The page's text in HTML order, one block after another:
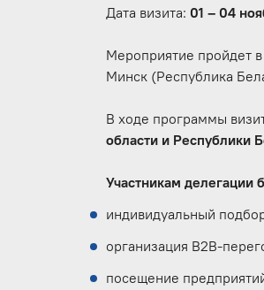
Дата визита:01 – 04
Мероприятие пройдет
Минск (Республика
В ходе программы
области и Республики
Участникам делегации
индивидуальный
организация В2В-
посещение